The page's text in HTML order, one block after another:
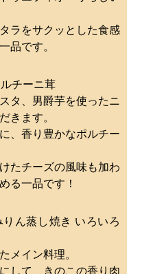
ラをサクッとした食感
品です。
チーニ茸
タ、男爵芋を使ったニ
きます。
、香り豊かなポルチー
たチーズの風味も加わ
る一品です！
ん蒸し焼き いろいろ
メイン料理。
して、きのこの香り肉